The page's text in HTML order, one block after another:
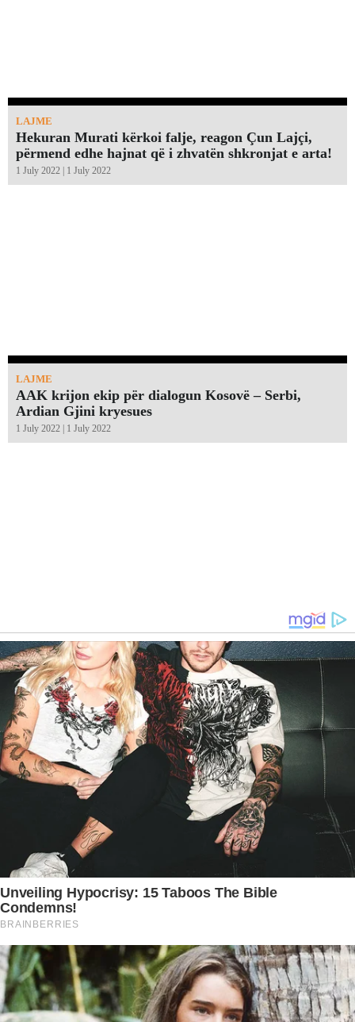
LAJME
Hekuran Murati kërkoi falje, reagon Çun Lajçi,
përmend edhe hajnat që i zhvatën shkronjat e arta!￼
1 July 2022 | 1 July 2022
LAJME
AAK krijon ekip për dialogun Kosovë – Serbi,
Ardian Gjini kryesues
1 July 2022 | 1 July 2022